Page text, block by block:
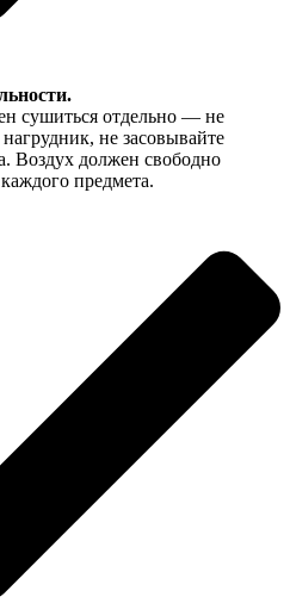
сушиться отдельно — не
не засовывайте
Воздух должен свободно
предмета.